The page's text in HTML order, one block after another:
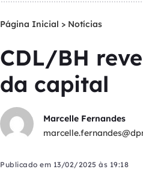
Página Inicial > Notícias
CDL/BH
da capital
Marcelle Fernandes
Publicado em 13/02/2025 às 19:18